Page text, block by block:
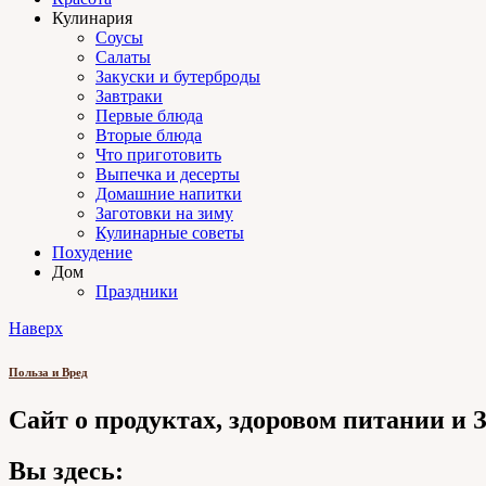
Кулинария
Соусы
Салаты
Закуски и бутерброды
Завтраки
Первые блюда
Вторые блюда
Что приготовить
Выпечка и десерты
Домашние напитки
Заготовки на зиму
Кулинарные советы
Похудение
Дом
Праздники
Наверх
Польза и Вред
Сайт о продуктах, здоровом питании
Вы здесь: